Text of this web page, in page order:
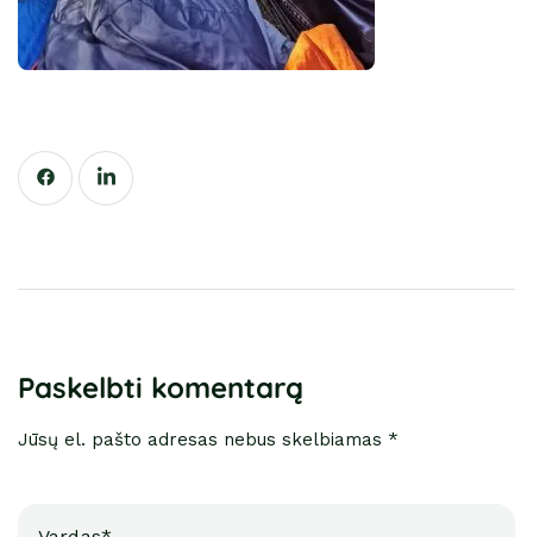
Paskelbti komentarą
Jūsų el. pašto adresas nebus skelbiamas *